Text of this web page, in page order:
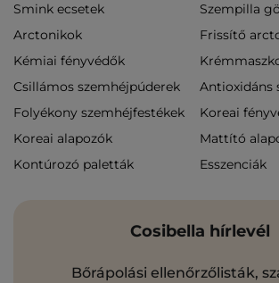
Smink ecsetek
Szempilla
Arctonikok
Frissítő
Kémiai fényvédők
Csillámos szemhéjpúderek
Antioxidáns
Folyékony szemhéjfestékek
Koreai
Koreai alapozók
Mattító
Kontúrozó paletták
Esszenciák
Cosibella hírlevél
Bőrápolási ellenőrzőlisták,